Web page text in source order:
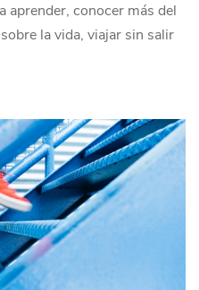
aprender, conocer más del
la vida, viajar sin salir